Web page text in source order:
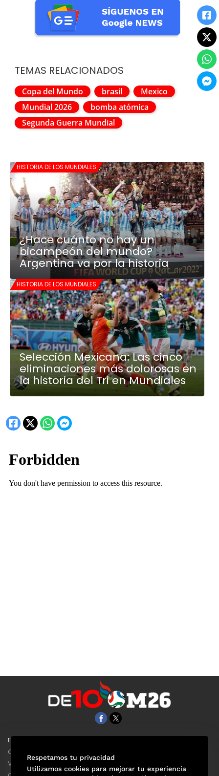
TEMAS RELACIONADOS
Copa del Mundo brasil
Mexico
Mundial 2026
bomba atómica
Segunda Guerra Mundial
HISTORIA DE LOS MUNDIALES
¿Hace cuánto no hay un
bicampeón del mundo?
Argentina va por la historia
HISTORIA DE LOS MUNDIALES
Selección Mexicana: Las cinco
eliminaciones más dolorosas en
la historia del Tri en Mundiales
EL UNIVERSAL
Clase
ViveUSA
Respetamos tu privacidad
Utilizamos cookies para mejorar tu experiencia